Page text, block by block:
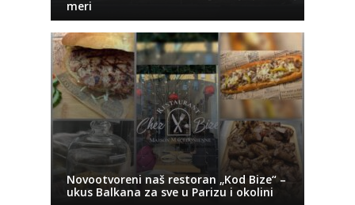
meri
Novootvoreni naš restoran „Kod Bize“ –
ukus Balkana za sve u Parizu i okolini